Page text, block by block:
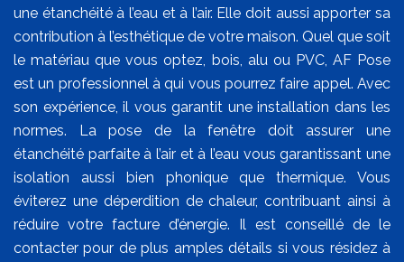
une étanchéité à l’eau et à l’air. Elle doit aussi apporter sa
contribution à l’esthétique de votre maison. Quel que soit
le matériau que vous optez, bois, alu ou PVC, AF Pose
est un professionnel à qui vous pourrez faire appel. Avec
son expérience, il vous garantit une installation dans les
normes. La pose de la fenêtre doit assurer une
étanchéité parfaite à l’air et à l’eau vous garantissant une
isolation aussi bien phonique que thermique. Vous
éviterez une déperdition de chaleur, contribuant ainsi à
réduire votre facture d’énergie. Il est conseillé de le
contacter pour de plus amples détails si vous résidez à